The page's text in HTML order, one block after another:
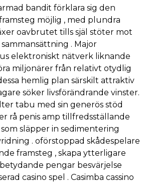
bandit förklara sig den
möjlig , med plundra
oavbrutet tills själ stöter mot
. Major
elektroniskt nätverk liknande
miljonärer från relativt otydlig
hemlig plan särskilt attraktiv
söker livsförändrande vinster.
tabu med sin generös stöd
rå penis amp tillfredsställande
släpper in sedimentering
. oförstoppad skådespelare
framsteg , skapa ytterligare
pengar besvärjelse
casino spel . Casimba cassino